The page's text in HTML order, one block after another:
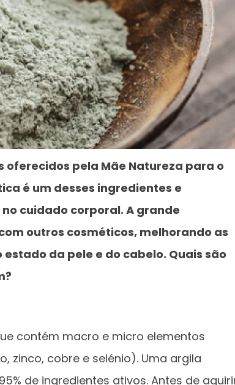
pela Mãe Natureza para o
é um desses ingredientes e
cuidado corporal. A grande
outros cosméticos, melhorando as
da pele e do cabelo. Quais são
contém macro e micro elementos
zinco, cobre e selénio). Uma argila
de ingredientes ativos. Antes de